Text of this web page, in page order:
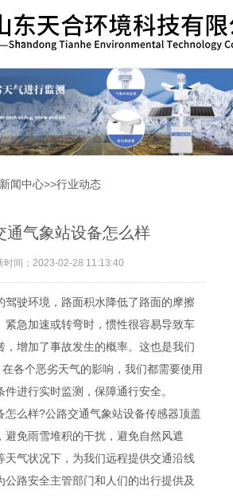
新闻中心>>行业动态
通气象站设备怎么样
时间：2023-02-28 11:13:40
驾驶环境，路面积水降低了路面的摩擦
紧急加速或转弯时，惯性很容易导致车
，增加了事故发生的概率。这也是我们
在各个恶劣天气的影响，我们都需要使用
进行实时监测，保障通行安全。
怎么样?公路交通气象站设备传感器顶盖
避免雨雪堆积的干扰，避免自然风遮
天气状况下，为我们远程提供交通沿线
公路安全主管部门和人们的出行提供及